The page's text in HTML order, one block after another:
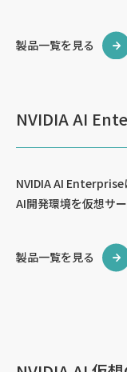
製品一覧を見る
NVIDIA AI
NVIDIA AI
AI開発環境を仮想サ
製品一覧を見る